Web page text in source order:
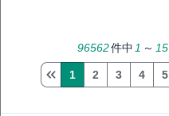
96562件中 1 ～ 15
1 2 3 4 5